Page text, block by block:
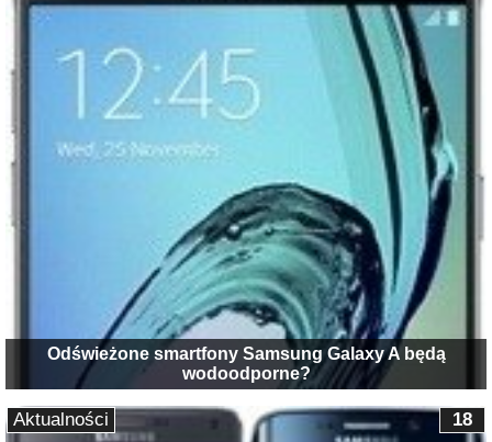
Odświeżone smartfony Samsung Galaxy A będą
wodoodporne?
18
Aktualności